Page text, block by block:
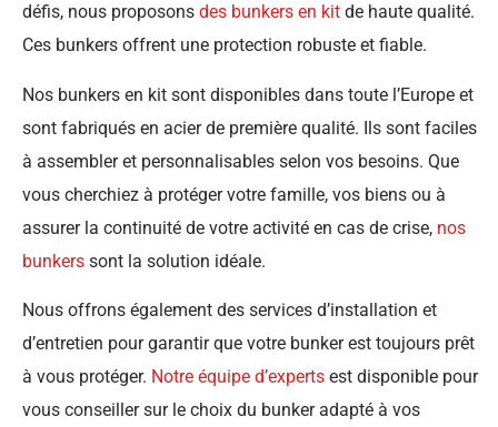
défis, nous proposons des bunkers en kit de haute qualité.
Ces bunkers offrent une protection robuste et fiable.
Nos bunkers en kit sont disponibles dans toute l’Europe et
sont fabriqués en acier de première qualité. Ils sont faciles
à assembler et personnalisables selon vos besoins. Que
vous cherchiez à protéger votre famille, vos biens ou à
assurer la continuité de votre activité en cas de crise, nos
bunkers sont la solution idéale.
Nous offrons également des services d’installation et
d’entretien pour garantir que votre bunker est toujours prêt
à vous protéger. Notre équipe d’experts est disponible pour
vous conseiller sur le choix du bunker adapté à vos